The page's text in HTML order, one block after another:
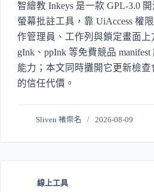
智繪教 Inkeys 是一款 GPL-3.0
螢幕批註工具，靠 UiAccess 權
作管理員、工作列與鎖定畫面上
gInk、ppInk 等免費競品
能力；本文同時攤開它更新檢查
的信任代價。
Sliven 褚崇名 2026-08-09
線上工具